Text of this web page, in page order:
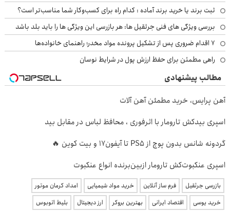
ثبت برند یا خرید برند آماده : کدام راه برای کسب‌وکار شما مناسب‌تر است؟
بررسی ویژگی های فنی جرثقیل ها: هر بازرسی این ویژگی ها را باید بلد باشد
۷ اقدام ضروری پس از تشکیل پرونده مواد مخدر؛ راهنمای خانواده‌ها
راهی مطمئن برای حفظ ارزش پول در شرایط نوسان
مطالب پیشنهادی
آهن پرایس، خرید مطمئن آهن آلات
اسپری بیدکش تارومار با اثرفوری ، محافظ لباس در مقابل بید
گردونه شانس بدون پوچ از PS5 تا آیفون17 و بیت کوین 🔥
اسپری عنکبوت‌‌کش تارومار ازبین‌برنده انواع عنکبوت
بازرسی جرثقیل فرم ساز آنلاین خرید مواد شیمیایی
امداد کرمان موتور
خرید یوسی
اقتصاد ایرانی بهترین بروکر ارز دیجیتال بلیط اتوبوس